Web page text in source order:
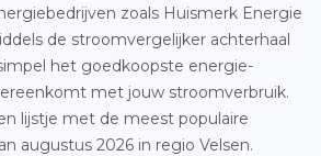
zoals Huismerk Energie
de stroomvergelijker achterhaal
het goedkoopste energie-
met jouw stroomverbruik.
lijstje met de meest populaire
augustus 2026 in regio Velsen.